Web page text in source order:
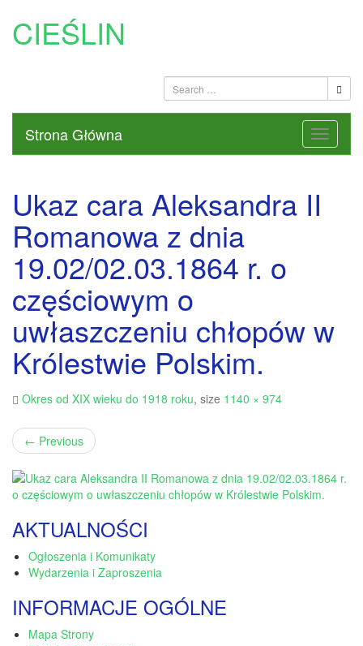
CIEŚLIN
Strona Główna
Ukaz cara Aleksandra II
Romanowa z dnia
19.02/02.03.1864 r. o
częściowym o
uwłaszczeniu chłopów w
Królestwie Polskim.
Okres od XIX wieku do 1918 roku, size 1140 × 974
← Previous
AKTUALNOŚCI
Ogłoszenia i Komunikaty
Wydarzenia i Zaproszenia
INFORMACJE OGÓLNE
Mapa Strony